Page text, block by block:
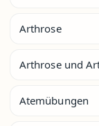
Arthrose
Arthrose und
Atemübungen